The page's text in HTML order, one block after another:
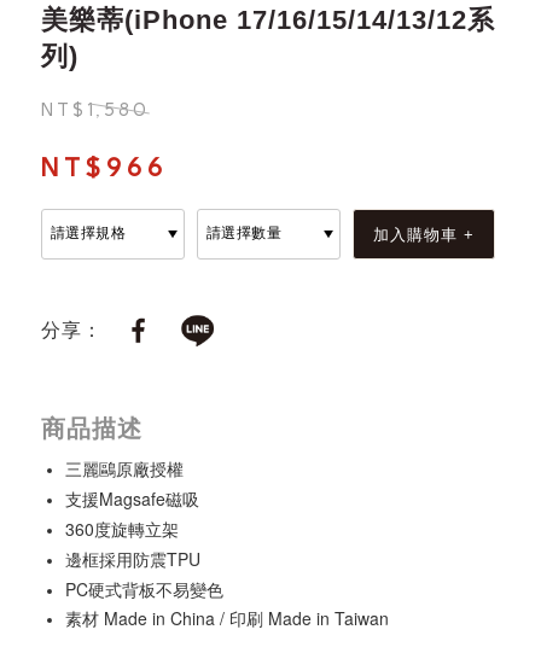
美樂蒂(iPhone 17/16/15/14/13/12系
列)
NT$1,580
NT$966
分享：
商品描述
三麗鷗原廠授權
支援Magsafe磁吸
360度旋轉立架
邊框採用防震TPU
PC硬式背板不易變色
素材 Made in China / 印刷 Made in Taiwan